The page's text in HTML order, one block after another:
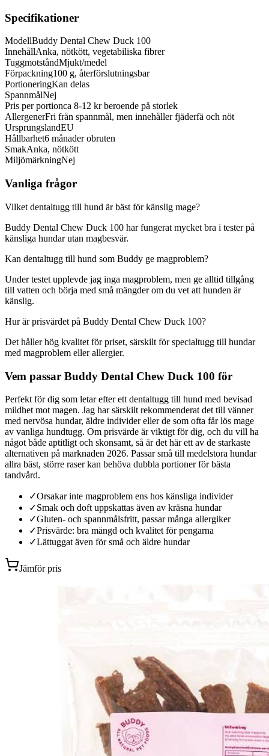
Specifikationer
ModellBuddy Dental Chew Duck 100
InnehållAnka, nötkött, vegetabiliska fibrer
TuggmotståndMjukt/medel
Förpackning100 g, återförslutningsbar
PortioneringKan delas
SpannmålNej
Pris per portionca 8-12 kr beroende på storlek
AllergenerFri från spannmål, men innehåller fjäderfä och nöt
UrsprungslandEU
Hållbarhet6 månader obruten
SmakAnka, nötkött
MiljömärkningNej
Vanliga frågor
Vilket dentaltugg till hund är bäst för känslig mage?
Buddy Dental Chew Duck 100 har fungerat mycket bra i tester på
känsliga hundar utan magbesvär.
Kan dentaltugg till hund som Buddy ge magproblem?
Under testet upplevde jag inga magproblem, men ge alltid tillgång
till vatten och börja med små mängder om du vet att hunden är
känslig.
Hur är prisvärdet på Buddy Dental Chew Duck 100?
Det håller hög kvalitet för priset, särskilt för specialtugg till hundar
med magproblem eller allergier.
Vem passar Buddy Dental Chew Duck 100 för
Perfekt för dig som letar efter ett dentaltugg till hund med bevisad
mildhet mot magen. Jag har särskilt rekommenderat det till vänner
med nervösa hundar, äldre individer eller de som ofta får lös mage
av vanliga hundtugg. Om prisvärde är viktigt för dig, och du vill ha
något både aptitligt och skonsamt, så är det här ett av de starkaste
alternativen på marknaden 2026. Passar små till medelstora hundar
allra bäst, större raser kan behöva dubbla portioner för bästa
tandvård.
✓Orsakar inte magproblem ens hos känsliga individer
✓Smak och doft uppskattas även av kräsna hundar
✓Gluten- och spannmålsfritt, passar många allergiker
✓Prisvärde: bra mängd och kvalitet för pengarna
✓Lättuggat även för små och äldre hundar
Jämför pris